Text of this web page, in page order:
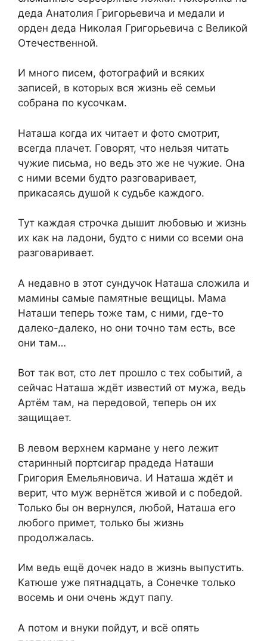
деда Анатолия Григорьевича и медали и
орден деда Николая Григорьевича с Великой
Отечественной.
И много писем, фотографий и всяких
записей, в которых вся жизнь её семьи
собрана по кусочкам.
Наташа когда их читает и фото смотрит,
всегда плачет. Говорят, что нельзя читать
чужие письма, но ведь это же не чужие. Она
с ними всеми будто разговаривает,
прикасаясь душой к судьбе каждого.
Тут каждая строчка дышит любовью и жизнь
их как на ладони, будто с ними со всеми она
разговаривает.
А недавно в этот сундучок Наташа сложила и
мамины самые памятные вещицы. Мама
Наташи теперь тоже там, с ними, где-то
далеко-далеко, но они точно там есть, все
они там…
Вот так вот, сто лет прошло с тех событий, а
сейчас Наташа ждёт известий от мужа, ведь
Артём там, на передовой, теперь он их
защищает.
В левом верхнем кармане у него лежит
старинный портсигар прадеда Наташи
Григория Емельяновича. И Наташа ждёт и
верит, что муж вернётся живой и с победой.
Только бы он вернулся, любой, Наташа его
любого примет, только бы жизнь
продолжалась.
Им ведь ещё дочек надо в жизнь выпустить.
Катюше уже пятнадцать, а Сонечке только
восемь и они очень ждут папу.
А потом и внуки пойдут, и всё опять